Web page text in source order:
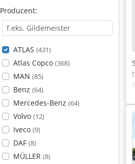
Producent:
ATLAS (431)
Atlas Copco (368)
MAN (85)
Benz (64)
Mercedes-Benz (64)
Volvo (12)
Iveco (9)
DAF (8)
MÜLLER (8)